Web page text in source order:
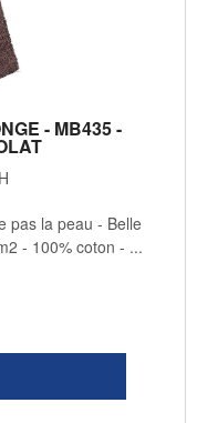
- MB435 -
pas la peau - Belle
- 100% coton - ...